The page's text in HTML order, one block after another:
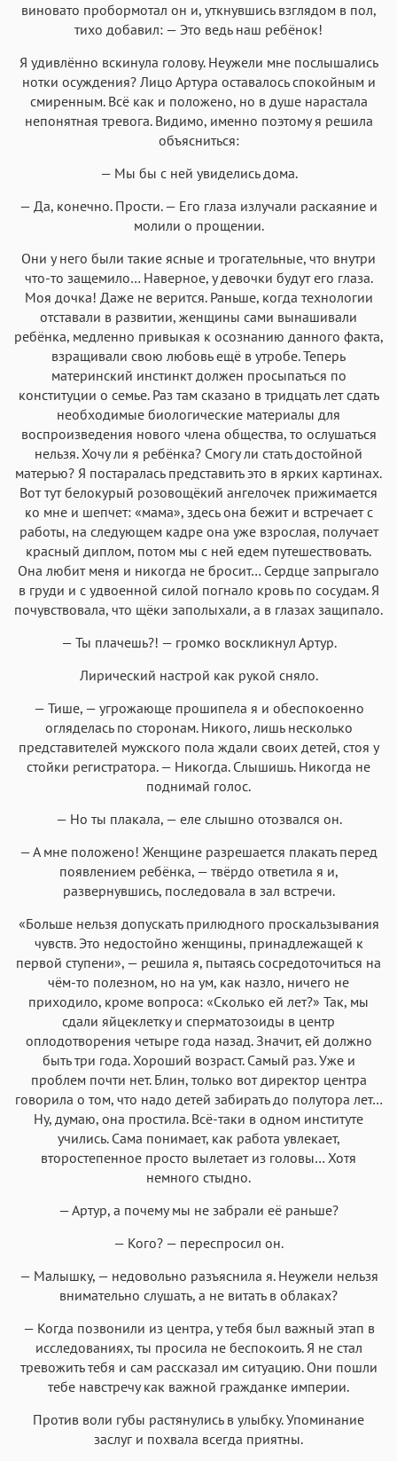
виновато пробормотал он и, уткнувшись взглядом в пол,
тихо добавил: — Это ведь наш ребёнок!
Я удивлённо вскинула голову. Неужели мне послышались
нотки осуждения? Лицо Артура оставалось спокойным и
смиренным. Всё как и положено, но в душе нарастала
непонятная тревога. Видимо, именно поэтому я решила
объясниться:
— Мы бы с ней увиделись дома.
— Да, конечно. Прости. — Его глаза излучали раскаяние и
молили о прощении.
Они у него были такие ясные и трогательные, что внутри
что-то защемило… Наверное, у девочки будут его глаза.
Моя дочка! Даже не верится. Раньше, когда технологии
отставали в развитии, женщины сами вынашивали
ребёнка, медленно привыкая к осознанию данного факта,
взращивали свою любовь ещё в утробе. Теперь
материнский инстинкт должен просыпаться по
конституции о семье. Раз там сказано в тридцать лет сдать
необходимые биологические материалы для
воспроизведения нового члена общества, то ослушаться
нельзя. Хочу ли я ребёнка? Смогу ли стать достойной
матерью? Я постаралась представить это в ярких картинах.
Вот тут белокурый розовощёкий ангелочек прижимается
ко мне и шепчет: «мама», здесь она бежит и встречает с
работы, на следующем кадре она уже взрослая, получает
красный диплом, потом мы с ней едем путешествовать.
Она любит меня и никогда не бросит… Сердце запрыгало
в груди и с удвоенной силой погнало кровь по сосудам. Я
почувствовала, что щёки заполыхали, а в глазах защипало.
— Ты плачешь?! — громко воскликнул Артур.
Лирический настрой как рукой сняло.
— Тише, — угрожающе прошипела я и обеспокоенно
огляделась по сторонам. Никого, лишь несколько
представителей мужского пола ждали своих детей, стоя у
стойки регистратора. — Никогда. Слышишь. Никогда не
поднимай голос.
— Но ты плакала, — еле слышно отозвался он.
— А мне положено! Женщине разрешается плакать перед
появлением ребёнка, — твёрдо ответила я и,
развернувшись, последовала в зал встречи.
«Больше нельзя допускать прилюдного проскальзывания
чувств. Это недостойно женщины, принадлежащей к
первой ступени», — решила я, пытаясь сосредоточиться на
чём-то полезном, но на ум, как назло, ничего не
приходило, кроме вопроса: «Сколько ей лет?» Так, мы
сдали яйцеклетку и сперматозоиды в центр
оплодотворения четыре года назад. Значит, ей должно
быть три года. Хороший возраст. Самый раз. Уже и
проблем почти нет. Блин, только вот директор центра
говорила о том, что надо детей забирать до полутора лет…
Ну, думаю, она простила. Всё-таки в одном институте
учились. Сама понимает, как работа увлекает,
второстепенное просто вылетает из головы… Хотя
немного стыдно.
— Артур, а почему мы не забрали её раньше?
— Кого? — переспросил он.
— Малышку, — недовольно разъяснила я. Неужели нельзя
внимательно слушать, а не витать в облаках?
— Когда позвонили из центра, у тебя был важный этап в
исследованиях, ты просила не беспокоить. Я не стал
тревожить тебя и сам рассказал им ситуацию. Они пошли
тебе навстречу как важной гражданке империи.
Против воли губы растянулись в улыбку. Упоминание
заслуг и похвала всегда приятны.